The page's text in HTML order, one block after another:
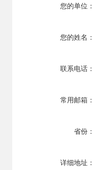
您的单位：
您的姓名：
联系电话：
常用邮箱：
省份：
详细地址：